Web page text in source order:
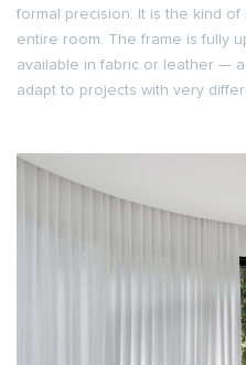
formal precision. It is the kind
entire room. The frame is fully
available in fabric or leather —
adapt to projects with very